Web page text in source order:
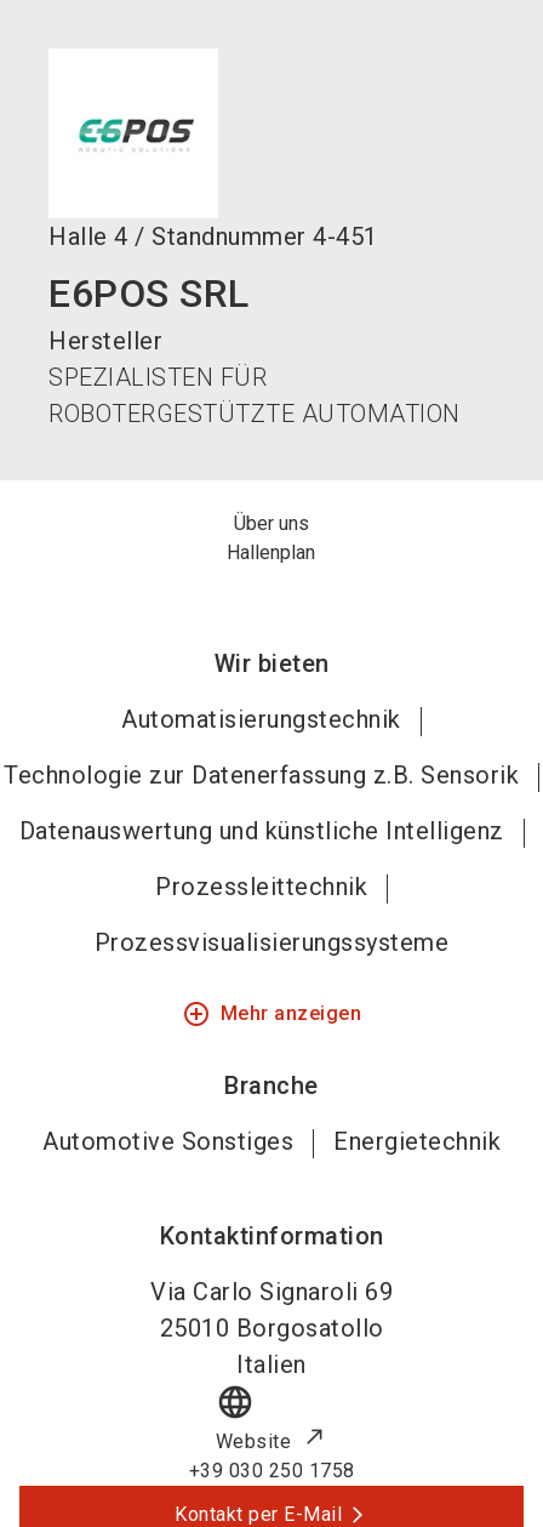
Halle 4 / Standnummer 4-451
E6POS SRL
Hersteller
SPEZIALISTEN FÜR
ROBOTERGESTÜTZTE AUTOMATION
Über uns
Hallenplan
Wir bieten
Automatisierungstechnik
Technologie zur Datenerfassung z.B. Sensorik
Datenauswertung und künstliche Intelligenz
Prozessleittechnik
Prozessvisualisierungssysteme
add_circle_outline Mehr anzeigen
Branche
Automotive Sonstiges
Energietechnik
Kontaktinformation
Via Carlo Signaroli 69
25010 Borgosatollo
Italien
language
Website
+39 030 250 1758
Kontakt per E-Mail